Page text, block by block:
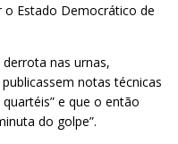
o Estado Democrático de
nas urnas,
notas técnicas
e que o então
do golpe”.